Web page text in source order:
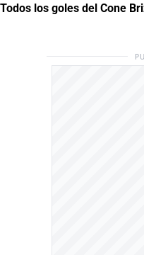
Todos los goles del Cone